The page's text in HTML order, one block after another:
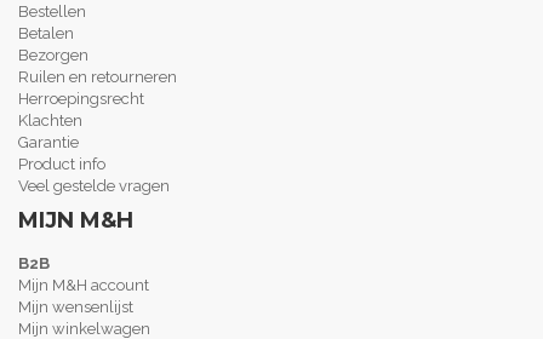
Bestellen
Betalen
Bezorgen
Ruilen en retourneren
Herroepingsrecht
Klachten
Garantie
Product info
Veel gestelde vragen
MIJN M&H
B2B
Mijn M&H account
Mijn wensenlijst
Mijn winkelwagen